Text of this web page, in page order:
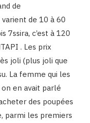
de
varient de 10 à 60
7ssira, c’est à 120
. Les prix
joli (plus joli que
La femme qui les
en avait parlé
des poupées
parmi les premiers